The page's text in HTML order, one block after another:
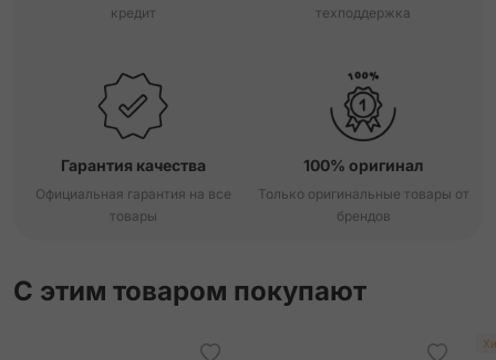
кредит
техподдержка
Гарантия качества
Официальная гарантия на все
товары
100% оригинал
Только оригинальные товары от
брендов
С этим товаром покупают